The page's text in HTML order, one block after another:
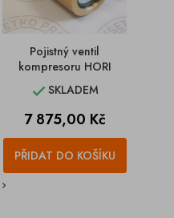
Pojistný ventil
kompresoru HORI
SKLADEM
Cena
7 875,00 Kč
PŘIDAT DO KOŠÍKU